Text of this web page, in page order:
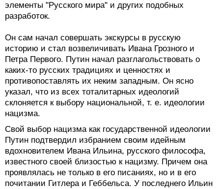
элементы "Русского мира" и других подобных
разработок.
Он сам начал совершать экскурсы в русскую
историю и стал возвеличивать Ивана Грозного и
Петра Первого. Путин начал разглагольствовать о
каких-то русских традициях и ценностях и
противопоставлять их неким западным. Он ясно
указал, что из всех тоталитарных идеологий
склоняется к выбору национальной, т. е. идеологии
нацизма.
Свой выбор нацизма как государственной идеологии
Путин подтвердил избранием своим идейным
вдохновителем Ивана Ильина, русского философа,
известного своей близостью к нацизму. Причем она
проявлялась не только в его писаниях, но и в его
почитании Гитлера и Геббельса. У последнего Ильин